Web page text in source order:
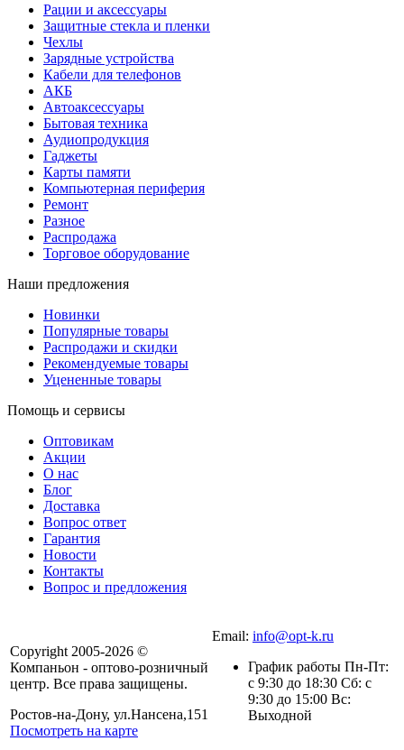
Рации и аксессуары
Защитные стекла и пленки
Чехлы
Зарядные устройства
Кабели для телефонов
АКБ
Автоаксессуары
Бытовая техника
Аудиопродукция
Гаджеты
Карты памяти
Компьютерная периферия
Ремонт
Разное
Распродажа
Торговое оборудование
Наши предложения
Новинки
Популярные товары
Распродажи и скидки
Рекомендуемые товары
Уцененные товары
Помощь и сервисы
Оптовикам
Акции
О нас
Блог
Доставка
Вопрос ответ
Гарантия
Новости
Контакты
Вопрос и предложения
Copyright 2005-2026 ©
Компаньон - оптово-розничный
центр. Все права защищены.
Ростов-на-Дону, ул.Нансена,151
Посмотреть на карте
Email: info@opt-k.ru
График работы Пн-Пт:
с 9:30 до 18:30 Сб: с
9:30 до 15:00 Вс:
Выходной